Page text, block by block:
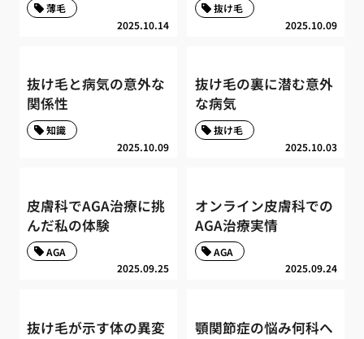
2025.10.14
薄毛
2025.10.09
抜け毛
抜け毛と病気の意外な
関係性
2025.10.09
知識
抜け毛の裏に潜む意外
な病気
2025.10.03
抜け毛
皮膚科でAGA治療に挑
んだ私の体験
2025.09.25
AGA
オンライン皮膚科での
AGA治療実情
2025.09.24
AGA
抜け毛が示す体の異変
顎関節症の悩み何科へ